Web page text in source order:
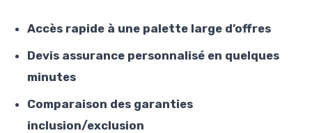
Accès rapide à une palette large d’offres
Devis assurance personnalisé en quelques
minutes
Comparaison des garanties
inclusion/exclusion